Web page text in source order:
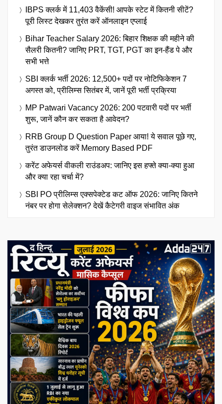
IBPS क्लर्क में 11,403 वैकेंसी! आपके स्टेट में कितनी सीटें?
पूरी लिस्ट देखकर तुरंत करें ऑनलाइन एप्लाई
Bihar Teacher Salary 2026: बिहार शिक्षक की महीने की
सैलरी कितनी? जानिए PRT, TGT, PGT का इन-हैंड पे और
सभी भत्ते
SBI क्लर्क भर्ती 2026: 12,500+ पदों पर नोटिफिकेशन 7
अगस्त को, प्रीलिम्स सितंबर में, जानें पूरी भर्ती प्रक्रिया
MP Patwari Vacancy 2026: 200 पटवारी पदों पर भर्ती
शुरू, जानें कौन कर सकता है आवेदन?
RRB Group D Question Paper आया! ये सवाल पूछे गए,
तुरंत डाउनलोड करें Memory Based PDF
करेंट अफेयर्स वीकली राउंडअप: जानिए इस हफ्ते क्या-क्या हुआ
और क्या रहा चर्चा में?
SBI PO प्रीलिम्स एक्सपेक्टेड कट ऑफ 2026: जानिए कितने
नंबर पर होगा सेलेक्शन? देखें कैटेगरी वाइज संभावित अंक